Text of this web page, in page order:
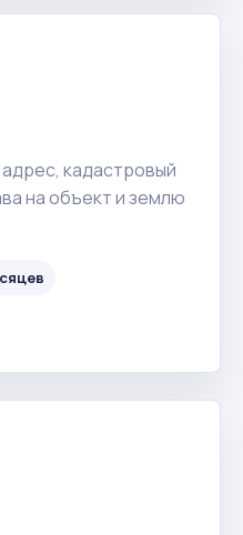
кадастровый
на объект и землю